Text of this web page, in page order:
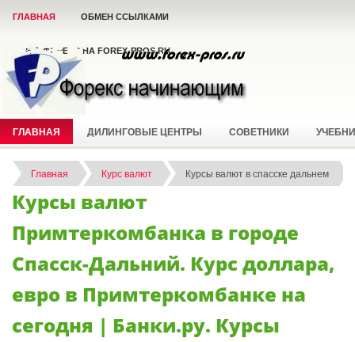
ГЛАВНАЯ ОБМЕН ССЫЛКАМИ
ВСЁ О ФОРЕКС НА FOREX-PROS.RU
ГЛАВНАЯ ДИЛИНГОВЫЕ ЦЕНТРЫ СОВЕТНИКИ
Главная Курс валют Курсы валют в спасске дальнем
Курсы валют
Примтеркомбанка в городе
Спасск-Дальний. Курс доллара,
евро в Примтеркомбанке на
сегодня | Банки.ру. Курсы